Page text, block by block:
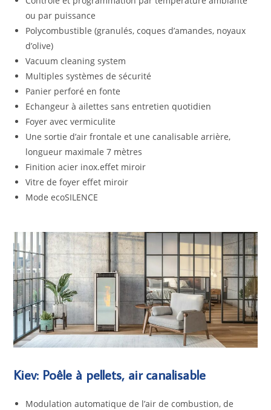
ou par puissance
Polycombustible (granulés, coques d’amandes, noyaux
d’olive)
Vacuum cleaning system
Multiples systèmes de sécurité
Panier perforé en fonte
Echangeur à ailettes sans entretien quotidien
Foyer avec vermiculite
Une sortie d’air frontale et une canalisable arrière,
longueur maximale 7 mètres
Finition acier inox.effet miroir
Vitre de foyer effet miroir
Mode ecoSILENCE
Kiev: Poêle à pellets, air canalisable
Modulation automatique de l’air de combustion, de